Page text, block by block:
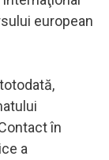
european
în
a